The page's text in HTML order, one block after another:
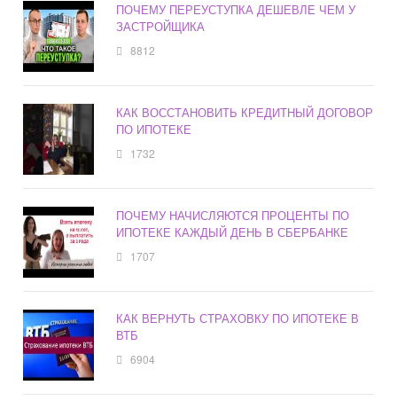
ПОЧЕМУ ПЕРЕУСТУПКА ДЕШЕВЛЕ ЧЕМ У
ЗАСТРОЙЩИКА
8812
КАК ВОССТАНОВИТЬ КРЕДИТНЫЙ ДОГОВОР
ПО ИПОТЕКЕ
1732
ПОЧЕМУ НАЧИСЛЯЮТСЯ ПРОЦЕНТЫ ПО
ИПОТЕКЕ КАЖДЫЙ ДЕНЬ В СБЕРБАНКЕ
1707
КАК ВЕРНУТЬ СТРАХОВКУ ПО ИПОТЕКЕ В
ВТБ
6904